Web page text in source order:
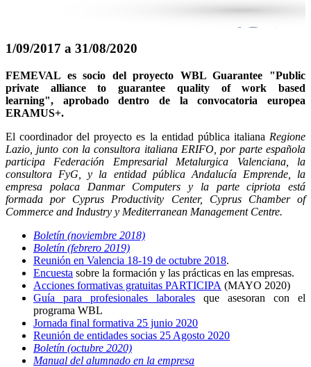
1/09/2017 a 31/08/2020
FEMEVAL es socio del proyecto WBL Guarantee "Public
private alliance to guarantee quality of work based
learning", aprobado dentro de la convocatoria europea
ERAMUS+.
El coordinador del proyecto es la entidad pública italiana Regione
Lazio, junto con la consultora italiana ERIFO, por parte española
participa Federación Empresarial Metalurgica Valenciana, la
consultora FyG, y la entidad pública Andalucía Emprende, la
empresa polaca Danmar Computers y la parte cipriota está
formada por Cyprus Productivity Center, Cyprus Chamber of
Commerce and Industry y Mediterranean Management Centre.
Boletín (noviembre 2018)
Boletín (febrero 2019)
Reunión en Valencia 18-19 de octubre 2018.
Encuesta sobre la formación y las prácticas en las empresas.
Acciones formativas gratuitas PARTICIPA (MAYO 2020)
Guía para profesionales laborales que asesoran con el
programa WBL
Jornada final formativa 25 junio 2020
Reunión de entidades socias 25 Agosto 2020
Boletín (octubre 2020)
Manual del alumnado en la empresa